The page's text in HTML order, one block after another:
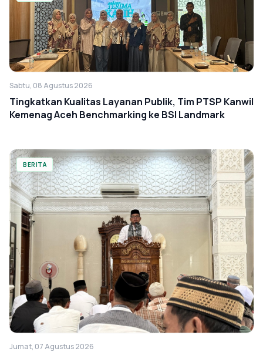
Sabtu, 08 Agustus 2026
Tingkatkan Kualitas Layanan Publik, Tim PTSP Kanwil
Kemenag Aceh Benchmarking ke BSI Landmark
BERITA
Jumat, 07 Agustus 2026